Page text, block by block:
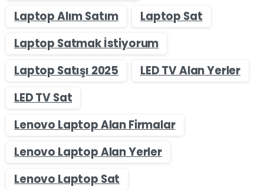
Laptop Alım Satım
Laptop Sat
Laptop Satmak İstiyorum
Laptop Satışı 2025
LED TV Alan Yerler
LED TV Sat
Lenovo Laptop Alan Firmalar
Lenovo Laptop Alan Yerler
Lenovo Laptop Sat